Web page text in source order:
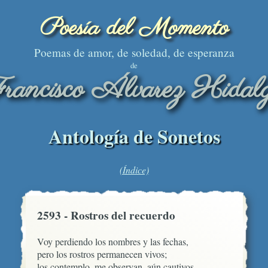
Poesía del Momento
Poemas de amor, de soledad, de esperanza
de
Álvarez
Antología de Sonetos
(Índice)
2593 - Rostros del recuerdo
Voy perdiendo los nombres y las fechas,
pero los rostros permanecen vivos;